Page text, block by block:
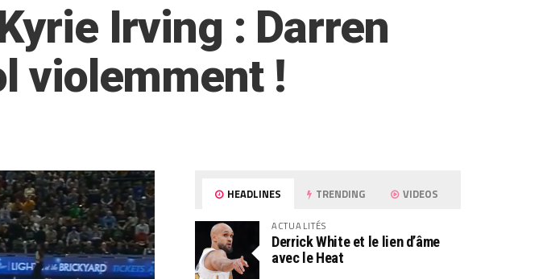
Irving : Darren
violemment !
HEADLINES TRENDING VIDEOS
ACTUALITÉS
Derrick White et le lien d’âme
avec le Heat